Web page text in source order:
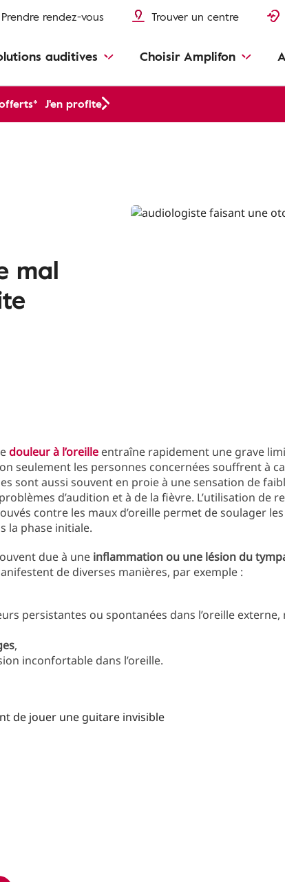
Prendre rendez-vous Trouver un centre
auditives Choisir Amplifon
J'en profite
mal
douleur à l’oreille entraîne rapidement une grave
seulement les personnes concernées souffrent à
sont aussi souvent en proie à une sensation de
d’audition et à de la fièvre. L’utilisation de
contre les maux d’oreille permet de soulager les
la phase initiale.
due à une inflammation ou une lésion du
de diverses manières, par exemple :
persistantes ou spontanées dans l’oreille externe,
,
inconfortable dans l’oreille.